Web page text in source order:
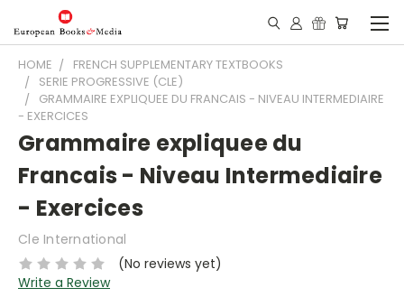
HOME
FRENCH SUPPLEMENTARY TEXTBOOKS
SERIE PROGRESSIVE (CLE)
GRAMMAIRE EXPLIQUEE DU FRANCAIS - NIVEAU INTERMEDIAIRE
- EXERCICES
Grammaire expliquee du
Francais - Niveau Intermediaire
- Exercices
Cle International
(No reviews yet)
Write a Review